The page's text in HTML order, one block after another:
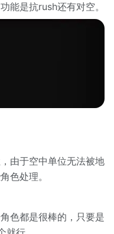
能是抗rush还有对空。
由于空中单位无法被地
色处理。
色都是很棒的，只要是